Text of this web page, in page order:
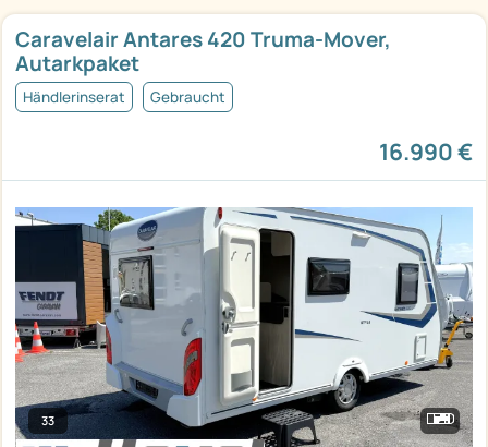
Caravelair Antares 420 Truma-Mover,
Autarkpaket
Händlerinserat Gebraucht
16.990 €
33